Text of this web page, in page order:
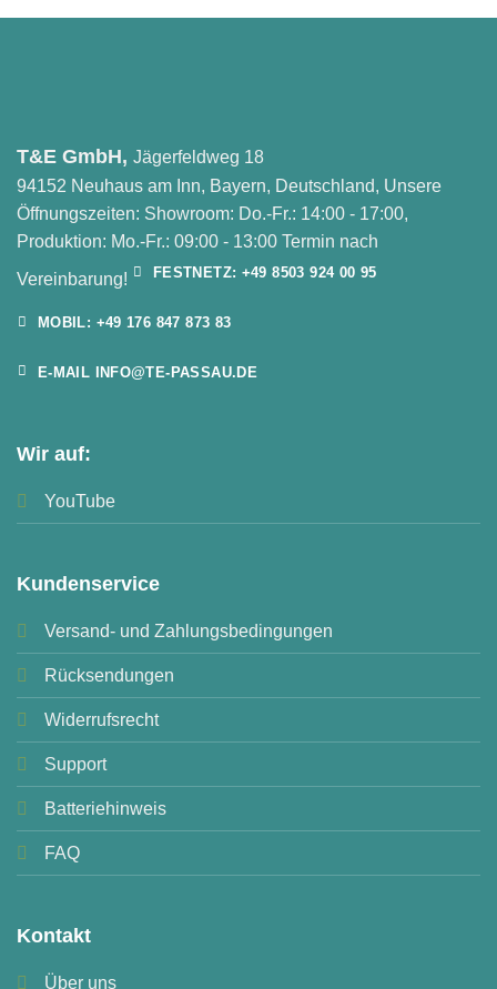
T&E GmbH, Jägerfeldweg 18
94152 Neuhaus am Inn, Bayern, Deutschland, Unsere
Öffnungszeiten: Showroom: Do.-Fr.: 14:00 - 17:00,
Produktion: Mo.-Fr.: 09:00 - 13:00 Termin nach
Vereinbarung!
FESTNETZ: +49 8503 924 00 95
MOBIL: +49 176 847 873 83
E-MAIL INFO@TE-PASSAU.DE
Wir auf:
YouTube
Kundenservice
Versand- und Zahlungsbedingungen
Rücksendungen
Widerrufsrecht
Support
Batteriehinweis
FAQ
Kontakt
Über uns